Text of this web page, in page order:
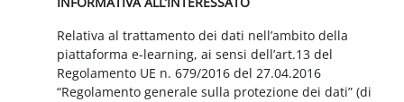
Relativa al trattamento dei dati nell’ambito della
piattaforma e-learning, ai sensi dell’art.13 del
Regolamento UE n. 679/2016 del 27.04.2016
“Regolamento generale sulla protezione dei dati” (di